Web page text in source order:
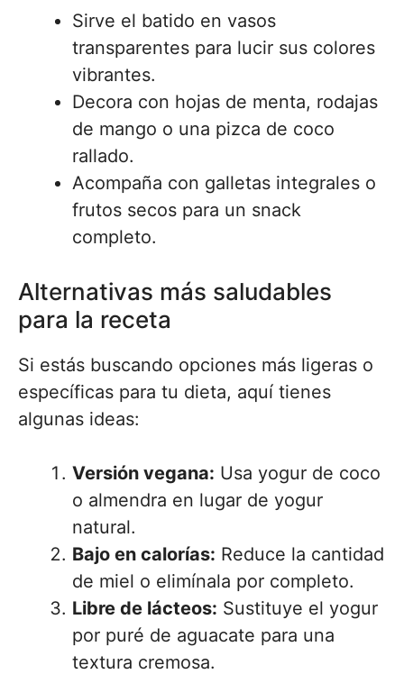
Sirve el batido en vasos
transparentes para lucir sus colores
vibrantes.
Decora con hojas de menta, rodajas
de mango o una pizca de coco
rallado.
Acompaña con galletas integrales o
frutos secos para un snack
completo.
Alternativas más saludables
para la receta
Si estás buscando opciones más ligeras o
específicas para tu dieta, aquí tienes
algunas ideas:
Versión vegana: Usa yogur de coco
o almendra en lugar de yogur
natural.
Bajo en calorías: Reduce la cantidad
de miel o elimínala por completo.
Libre de lácteos: Sustituye el yogur
por puré de aguacate para una
textura cremosa.